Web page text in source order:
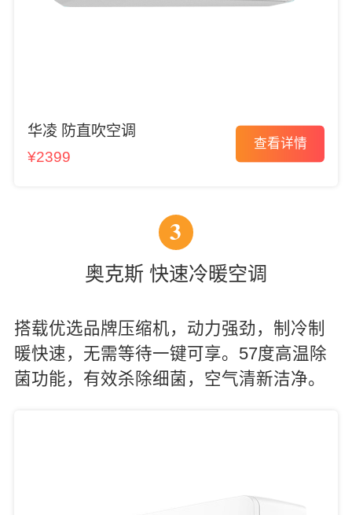
华凌 防直吹空调
¥2399
查看详情
3
奥克斯 快速冷暖空调
搭载优选品牌压缩机，动力强劲，制冷制
暖快速，无需等待一键可享。57度高温除
菌功能，有效杀除细菌，空气清新洁净。